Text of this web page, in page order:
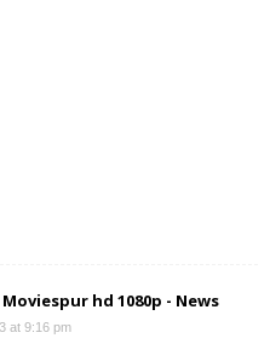
hd 1080p - News
at 9:16 pm